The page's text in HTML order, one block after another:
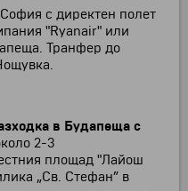
с директен полет
"Ryanair" или
Транфер до
в Будапеща с
2-3
площад "Лайош
„Св. Стефан” в